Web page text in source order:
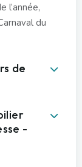
l’année,
du
de
-